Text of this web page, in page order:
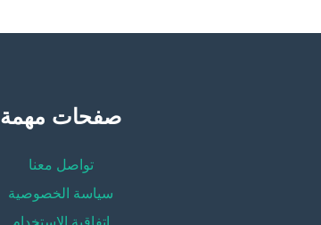
صفحات مهمة
تواصل معنا
سياسة الخصوصية